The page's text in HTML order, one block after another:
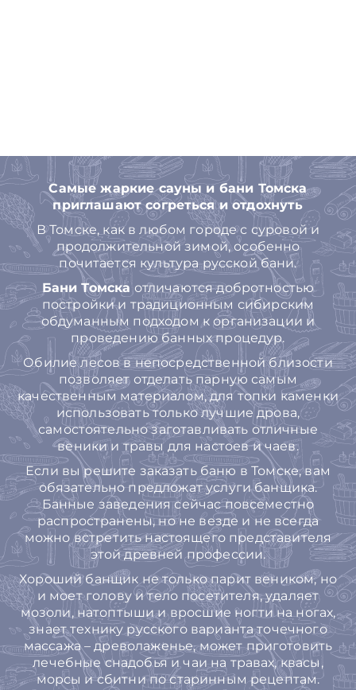
Самые жаркие сауны и бани Томска
приглашают согреться и отдохнуть
В Томске, как в любом городе с суровой и
продолжительной зимой, особенно
почитается культура русской бани.
Бани Томска отличаются добротностью
постройки и традиционным сибирским
обдуманным подходом к организации и
проведению банных процедур.
Обилие лесов в непосредственной близости
позволяет отделать парную самым
качественным материалом, для топки каменки
использовать только лучшие дрова,
самостоятельно заготавливать отличные
веники и травы для настоев и чаев.
Если вы решите заказать баню в Томске, вам
обязательно предложат услуги банщика.
Банные заведения сейчас повсеместно
распространены, но не везде и не всегда
можно встретить настоящего представителя
этой древней профессии.
Хороший банщик не только парит веником, но
и моет голову и тело посетителя, удаляет
мозоли, натоптыши и вросшие ногти на ногах,
знает технику русского варианта точечного
массажа – древолаженье, может приготовить
лечебные снадобья и чаи на травах, квасы,
морсы и сбитни по старинным рецептам.